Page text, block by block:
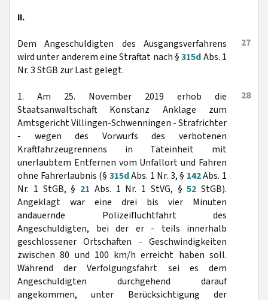
II.
27
Dem Angeschuldigten des Ausgangsverfahrens
wird unter anderem eine Straftat nach §315dAbs. 1
Nr. 3 StGB zur Last gelegt.
28
1. Am 25. November 2019 erhob die
Staatsanwaltschaft Konstanz Anklage zum
Amtsgericht Villingen-Schwenningen - Strafrichter
- wegen des Vorwurfs des verbotenen
Kraftfahrzeugrennens in Tateinheit mit
unerlaubtem Entfernen vom Unfallort und Fahren
ohne Fahrerlaubnis (§ 315dAbs. 1 Nr. 3, § 142Abs. 1
Nr. 1 StGB, § 21 Abs. 1 Nr. 1 StVG, §52 StGB).
Angeklagt war eine drei bis vier Minuten
andauernde Polizeifluchtfahrt des
Angeschuldigten, bei der er - teils innerhalb
geschlossener Ortschaften - Geschwindigkeiten
zwischen 80 und 100 km/h erreicht haben soll.
Während der Verfolgungsfahrt sei es dem
Angeschuldigten durchgehend darauf
angekommen, unter Berücksichtigung der